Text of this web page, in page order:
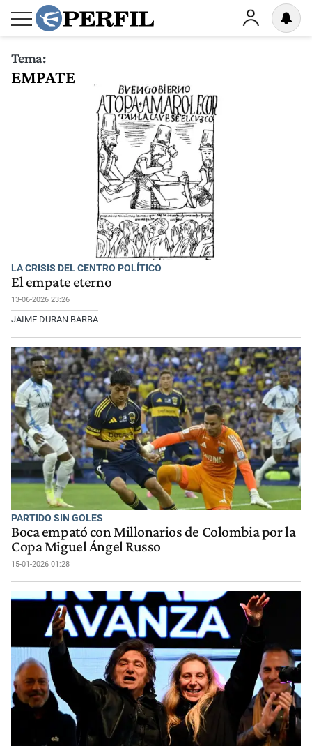
Tema:
EMPATE
LA CRISIS DEL CENTRO POLÍTICO
El empate eterno
13-06-2026 23:26
JAIME DURAN BARBA
PARTIDO SIN GOLES
Boca empató con Millonarios de Colombia por la
Copa Miguel Ángel Russo
15-01-2026 01:28